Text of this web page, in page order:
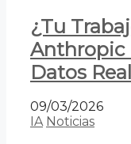
¿Tu
Anthropic
Datos
09/03/2026
IA Noticias